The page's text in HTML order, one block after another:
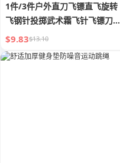
1件/3件户外直刀飞镖直飞旋转
飞钢针投掷武术霜飞针飞镖刀自
卫
$9.83$13.10